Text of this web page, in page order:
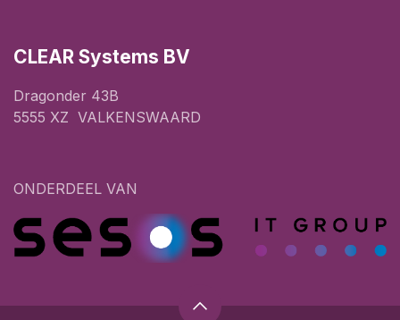
CLEAR Systems BV
Dragonder 43B
5555 XZ VALKENSWAARD
ONDERDEEL VAN